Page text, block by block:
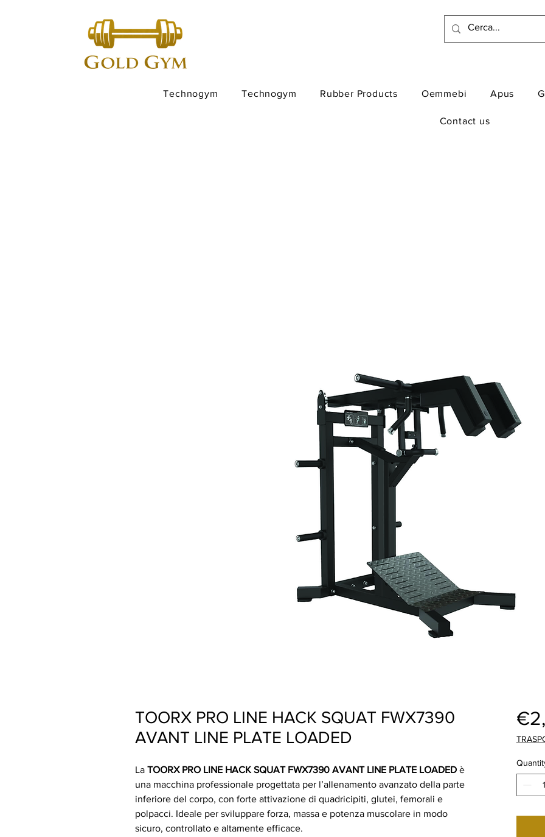
Technogym Technogym Rubber Products Oemmebi Apus
Contact us
TOORX PRO LINE HACK SQUAT FWX7390
AVANT LINE PLATE LOADED
La TOORX PRO LINE HACK SQUAT FWX7390 AVANT LINE PLATE LOADED è
una macchina professionale progettata per l’allenamento avanzato della parte
inferiore del corpo, con forte attivazione di quadricipiti, glutei, femorali e
polpacci. Ideale per sviluppare forza, massa e potenza muscolare in modo
sicuro, controllato e altamente efficace.